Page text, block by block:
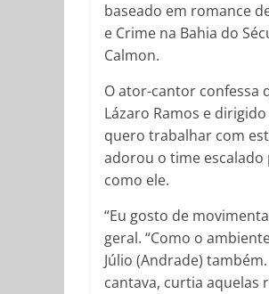
baseado em romance
e Crime na Bahia do
Calmon.
O ator-cantor confessa
Lázaro Ramos e
quero trabalhar com
adorou o time escalado
como ele.
“Eu gosto de
geral. “Como o
Júlio (Andrade)
cantava, curtia aquelas